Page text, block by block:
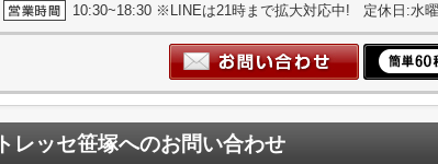
10:30~18:30 ※LINEは21時まで拡大対応中! 定休日:水曜
トレッセ笹塚へのお問い合わせ